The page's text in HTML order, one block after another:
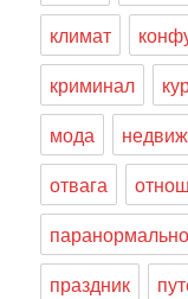
климат
криминал
мода
отвага
праздник